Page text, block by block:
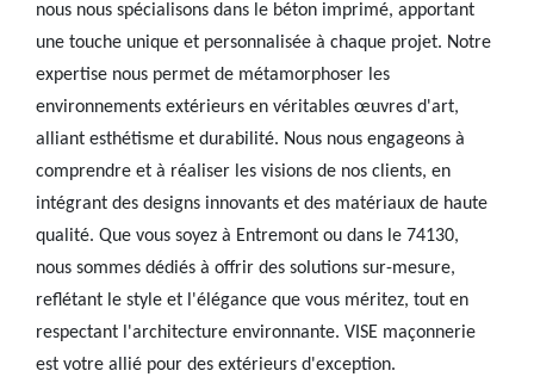
nous nous spécialisons dans le béton imprimé, apportant
une touche unique et personnalisée à chaque projet. Notre
expertise nous permet de métamorphoser les
environnements extérieurs en véritables œuvres d'art,
alliant esthétisme et durabilité. Nous nous engageons à
comprendre et à réaliser les visions de nos clients, en
intégrant des designs innovants et des matériaux de haute
qualité. Que vous soyez à Entremont ou dans le 74130,
nous sommes dédiés à offrir des solutions sur-mesure,
reflétant le style et l'élégance que vous méritez, tout en
respectant l'architecture environnante. VISE maçonnerie
est votre allié pour des extérieurs d'exception.